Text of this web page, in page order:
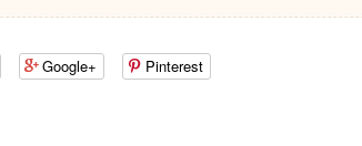
Google+ Pinterest